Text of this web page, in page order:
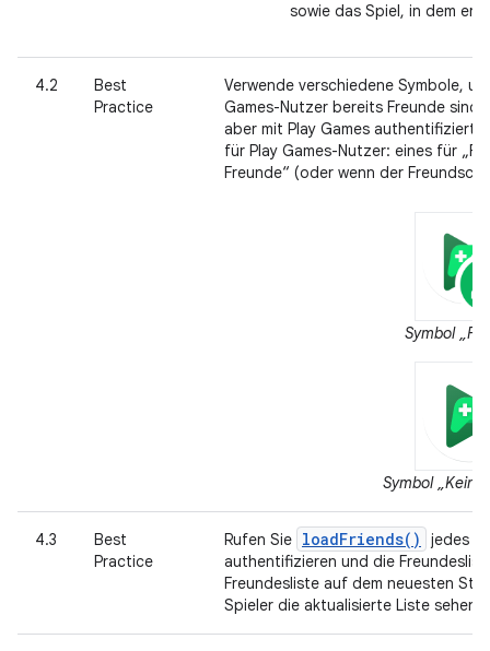
sowie das Spiel, in dem er
4.2
Best
Practice
Verwende verschiedene Symbole,
Games-Nutzer bereits Freunde sind
aber mit Play Games authentifiziert
für Play Games-Nutzer: eines für
Freunde“ (oder wenn der
Symbol
Symbol „Keine
4.3
Best
Practice
Rufen Sie loadFriends()
jedes
authentifizieren und die
Freundesliste auf dem neuesten
Spieler die aktualisierte Liste sehen.